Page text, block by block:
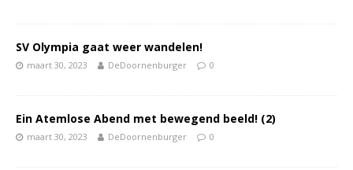
SV Olympia gaat weer wandelen!
maart 30, 2023 DeDoornenburger 0
Ein Atemlose Abend met bewegend beeld! (2)
maart 30, 2023 DeDoornenburger 0